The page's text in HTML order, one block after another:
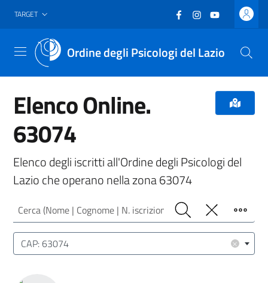
Vai al header
Vai al contenuto principale
Vai al footer
TARGET Facebook
(nuova scheda -
Instagram
(nuova scheda
YouTube
(nuova
Ordine degli Psicologi del Lazio
Menu
Elenco Online.
63074
Elenco degli iscritti all'Ordine degli Psicologi del
Lazio che operano nella zona 63074
Cerca (Nome | Cognome | N. iscrizione)
Cerca PulisciFiltro
Luogo (CAP | Comune | Provincia)
×
CAP: 63074